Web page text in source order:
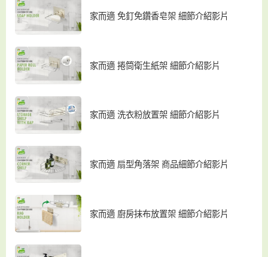
家而適 免釘免鑽香皂架 細節介紹影片
家而適 捲筒衛生紙架 細節介紹影片
家而適 洗衣粉放置架 細節介紹影片
家而適 扇型角落架 商品細節介紹影片
家而適 廚房抹布放置架 細節介紹影片